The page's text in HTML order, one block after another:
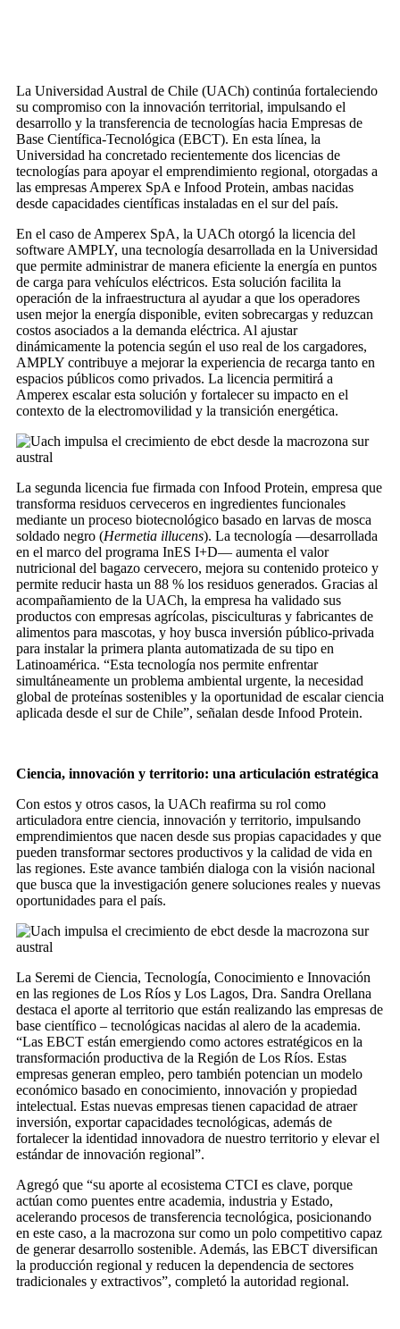
La Universidad Austral de Chile (UACh) continúa fortaleciendo
su compromiso con la innovación territorial, impulsando el
desarrollo y la transferencia de tecnologías hacia Empresas de
Base Científica-Tecnológica (EBCT). En esta línea, la
Universidad ha concretado recientemente dos licencias de
tecnologías para apoyar el emprendimiento regional, otorgadas a
las empresas Amperex SpA e Infood Protein, ambas nacidas
desde capacidades científicas instaladas en el sur del país.
En el caso de Amperex SpA, la UACh otorgó la licencia del
software AMPLY, una tecnología desarrollada en la Universidad
que permite administrar de manera eficiente la energía en puntos
de carga para vehículos eléctricos. Esta solución facilita la
operación de la infraestructura al ayudar a que los operadores
usen mejor la energía disponible, eviten sobrecargas y reduzcan
costos asociados a la demanda eléctrica. Al ajustar
dinámicamente la potencia según el uso real de los cargadores,
AMPLY contribuye a mejorar la experiencia de recarga tanto en
espacios públicos como privados. La licencia permitirá a
Amperex escalar esta solución y fortalecer su impacto en el
contexto de la electromovilidad y la transición energética.
La segunda licencia fue firmada con Infood Protein, empresa que
transforma residuos cerveceros en ingredientes funcionales
mediante un proceso biotecnológico basado en larvas de mosca
soldado negro (Hermetia illucens). La tecnología —desarrollada
en el marco del programa InES I+D— aumenta el valor
nutricional del bagazo cervecero, mejora su contenido proteico y
permite reducir hasta un 88 % los residuos generados. Gracias al
acompañamiento de la UACh, la empresa ha validado sus
productos con empresas agrícolas, pisciculturas y fabricantes de
alimentos para mascotas, y hoy busca inversión público-privada
para instalar la primera planta automatizada de su tipo en
Latinoamérica. “Esta tecnología nos permite enfrentar
simultáneamente un problema ambiental urgente, la necesidad
global de proteínas sostenibles y la oportunidad de escalar ciencia
aplicada desde el sur de Chile”, señalan desde Infood Protein.
Ciencia, innovación y territorio: una articulación estratégica
Con estos y otros casos, la UACh reafirma su rol como
articuladora entre ciencia, innovación y territorio, impulsando
emprendimientos que nacen desde sus propias capacidades y que
pueden transformar sectores productivos y la calidad de vida en
las regiones. Este avance también dialoga con la visión nacional
que busca que la investigación genere soluciones reales y nuevas
oportunidades para el país.
La Seremi de Ciencia, Tecnología, Conocimiento e Innovación
en las regiones de Los Ríos y Los Lagos, Dra. Sandra Orellana
destaca el aporte al territorio que están realizando las empresas de
base científico – tecnológicas nacidas al alero de la academia.
“Las EBCT están emergiendo como actores estratégicos en la
transformación productiva de la Región de Los Ríos. Estas
empresas generan empleo, pero también potencian un modelo
económico basado en conocimiento, innovación y propiedad
intelectual. Estas nuevas empresas tienen capacidad de atraer
inversión, exportar capacidades tecnológicas, además de
fortalecer la identidad innovadora de nuestro territorio y elevar el
estándar de innovación regional”.
Agregó que “su aporte al ecosistema CTCI es clave, porque
actúan como puentes entre academia, industria y Estado,
acelerando procesos de transferencia tecnológica, posicionando
en este caso, a la macrozona sur como un polo competitivo capaz
de generar desarrollo sostenible. Además, las EBCT diversifican
la producción regional y reducen la dependencia de sectores
tradicionales y extractivos”, completó la autoridad regional.